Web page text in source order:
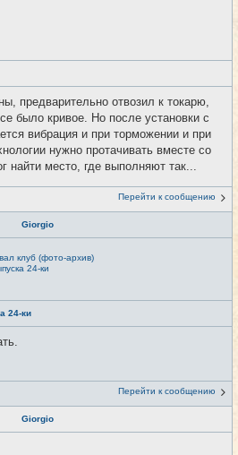
предварительно отвозил к токарю,
было кривое. Но после установки с
вибрация и при торможении и при
нужно протачивать вместе со
найти место, где выполняют так...
Перейти к сообщению
Giorgio
клуб (фото-архив)
24-ки
24-ки
Перейти к сообщению
Giorgio